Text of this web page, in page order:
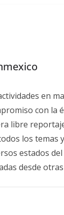
en
con la
libre
los temas
estados del
desde